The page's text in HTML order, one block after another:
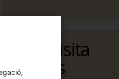
Guia visita
aranès